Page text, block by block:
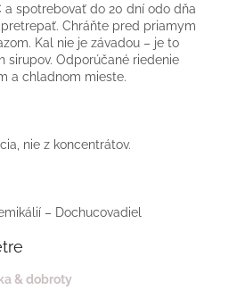
a spotrebovať do 20 dní odo dňa
Chráňte pred priamym
Kal nie je závadou – je to
sirupov. Odporúčané riedenie
a chladnom mieste.
nie z koncentrátov.
– Dochucovadiel
& dobroty